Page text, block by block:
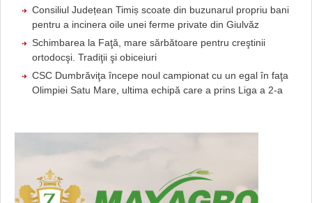
Consiliul Județean Timiș scoate din buzunarul propriu bani
pentru a incinera oile unei ferme private din Giulvăz
Schimbarea la Faţă, mare sărbătoare pentru creştinii
ortodocşi. Tradiţii şi obiceiuri
CSC Dumbrăviţa începe noul campionat cu un egal în faţa
Olimpiei Satu Mare, ultima echipă care a prins Liga a 2-a